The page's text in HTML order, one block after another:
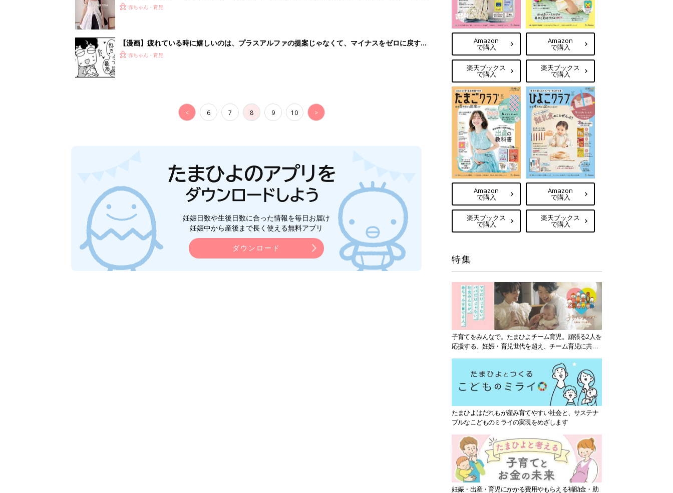
赤ちゃん・育児
【漫画】疲れている時に嬉しいのは、プラスアルファの提案じゃなくて、マイナスをゼロに戻す手
助け『ふうふう子育て ＃90』
赤ちゃん・育児
< 6 7 8 9 10 >
妊娠日数や生後日数に合った情報を毎日お届け
妊娠中から産後まで長く使える無料アプリ
ダウンロード
Amazon
で購入
楽天ブックス
で購入
Amazon
で購入
楽天ブックス
で購入
Amazon
で購入
楽天ブックス
で購入
Amazon
で購入
楽天ブックス
で購入
特集
子育てをみんなで。たまひよチーム育児。頑張る2人を
応援する、妊娠・育児世代を超え、チーム育児に共感
たまひよはだれもが産み育てやすい社会と、サステナ
ブルなこどものミライの実現をめざします
妊娠・出産・育児にかかる費用やもらえる補助金・助